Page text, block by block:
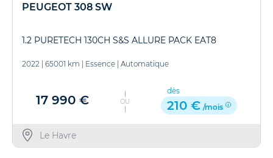
PEUGEOT 308 SW
1.2 PURETECH 130CH S&S ALLURE PACK EAT8
2022 65001 km Essence Automatique
17 990 € OU
dès
210 € /mois
Le Havre